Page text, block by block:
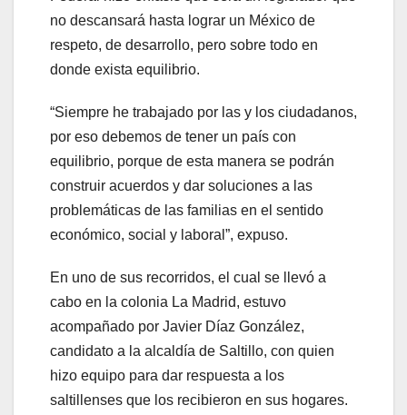
no descansará hasta lograr un México de
respeto, de desarrollo, pero sobre todo en
donde exista equilibrio.
“Siempre he trabajado por las y los ciudadanos,
por eso debemos de tener un país con
equilibrio, porque de esta manera se podrán
construir acuerdos y dar soluciones a las
problemáticas de las familias en el sentido
económico, social y laboral”, expuso.
En uno de sus recorridos, el cual se llevó a
cabo en la colonia La Madrid, estuvo
acompañado por Javier Díaz González,
candidato a la alcaldía de Saltillo, con quien
hizo equipo para dar respuesta a los
saltillenses que los recibieron en sus hogares.